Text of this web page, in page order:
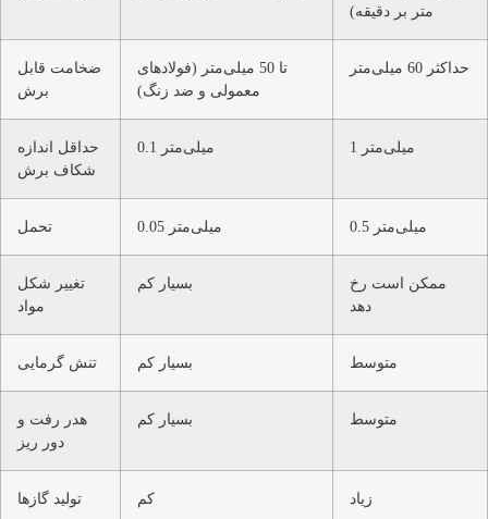
متر بر دقیقه)
ضخامت قابل
برش
تا 50 میلی‌متر (فولادهای
معمولی و ضد زنگ)
حداکثر 60 میلی‌متر
حداقل اندازه
شکاف برش
0.1 میلی‌متر 1 میلی‌متر
تحمل 0.05 میلی‌متر 0.5 میلی‌متر
تغییر شکل
مواد
بسیار کم
ممکن است رخ
دهد
تنش گرمایی بسیار کم متوسط
هدر رفت و
دور ریز
بسیار کم متوسط
تولید گازها کم زیاد